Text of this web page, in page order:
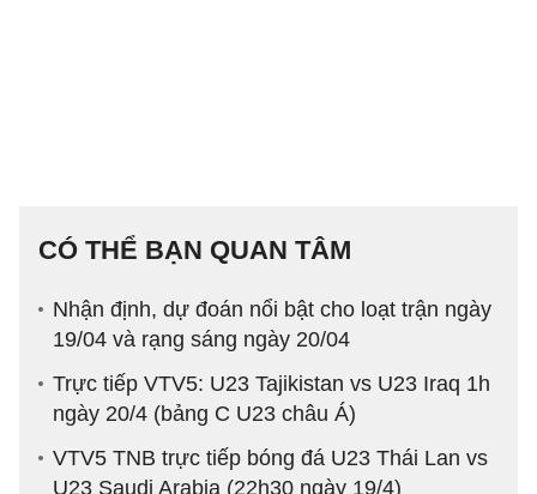
CÓ THỂ BẠN QUAN TÂM
Nhận định, dự đoán nổi bật cho loạt trận ngày
19/04 và rạng sáng ngày 20/04
Trực tiếp VTV5: U23 Tajikistan vs U23 Iraq 1h
ngày 20/4 (bảng C U23 châu Á)
VTV5 TNB trực tiếp bóng đá U23 Thái Lan vs
U23 Saudi Arabia (22h30 ngày 19/4)